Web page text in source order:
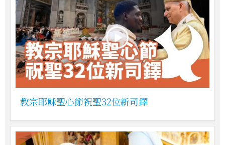
教宗耶穌聖心節祝聖32位新司鐸